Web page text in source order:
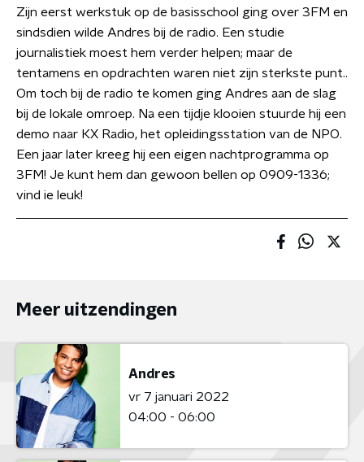
Zijn eerst werkstuk op de basisschool ging over 3FM en
sindsdien wilde Andres bij de radio. Een studie
journalistiek moest hem verder helpen; maar de
tentamens en opdrachten waren niet zijn sterkste punt..
Om toch bij de radio te komen ging Andres aan de slag
bij de lokale omroep. Na een tijdje klooien stuurde hij een
demo naar KX Radio, het opleidingsstation van de NPO.
Een jaar later kreeg hij een eigen nachtprogramma op
3FM! Je kunt hem dan gewoon bellen op 0909-1336;
vind ie leuk!
Meer uitzendingen
Andres
vr 7 januari 2022
04:00 - 06:00